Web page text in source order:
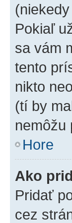
Pokiaľ
sa vám
tento
nikto
(tí by
nemôžu
Hore
Ako
Pridať
cez